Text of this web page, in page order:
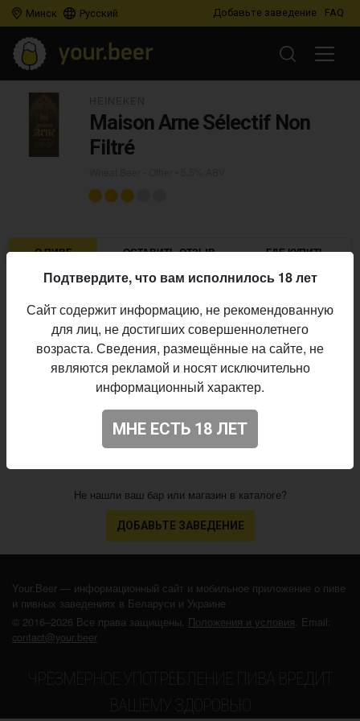
Минск Русский Добавьте заведение FAQ
Maison Arne Sélectif Non
Filtré
О ПИВЕ ОСТАВИТЬ ОТЗЫВ ГДЕ КУПИТЬ
Стиль:
Wheat Beer - Other
Алкоголь:
5,5%
выпуска:
13.05.2025
3.066
Не нашли ваш бар или магазин в каталоге?
ДОБАВЬТЕ ЗАВЕДЕНИЕ
Your.Beer — информационный сайт и мобильное приложение о пиве
и пивных заведениях в Беларуси и Украине
© 2016–2026 Все права защищены. Положения и условия. Email:
contact@your.beer
ЧРЕЗМЕРНОЕ УПОТРЕБЛЕНИЕ ПИВА ВРЕДИТ
ВАШЕМУ ЗДОРОВЬЮ
Подтвердите, что вам исполнилось 18 лет
Сайт содержит информацию, не рекомендованную
для лиц, не достигших совершеннолетнего
возраста. Сведения, размещённые на сайте, не
являются рекламой и носят исключительно
информационный характер.
МНЕ ЕСТЬ 18 ЛЕТ